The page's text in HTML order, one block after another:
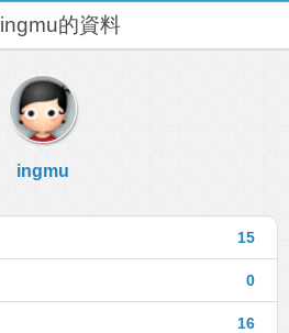
ingmu的資料
ingmu
15
0
16